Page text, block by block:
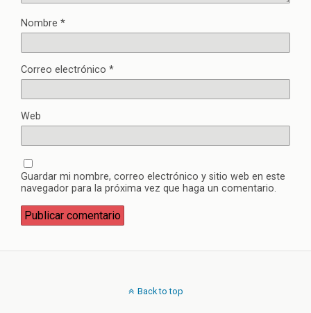
Nombre *
Correo electrónico *
Web
Guardar mi nombre, correo electrónico y sitio web en este
navegador para la próxima vez que haga un comentario.
Back to top